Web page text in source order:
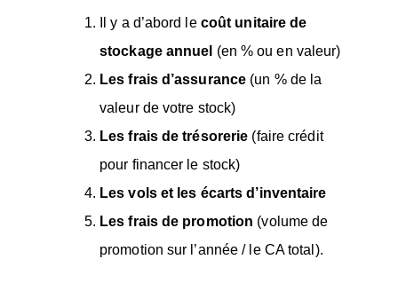
Il y a d’abord le coût unitaire de
stockage annuel (en % ou en valeur)
Les frais d’assurance (un % de la
valeur de votre stock)
Les frais de trésorerie (faire crédit
pour financer le stock)
Les vols et les écarts d’inventaire
Les frais de promotion (volume de
promotion sur l’année / le CA total).